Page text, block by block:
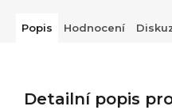
Popis Hodnocení
Detailní popis